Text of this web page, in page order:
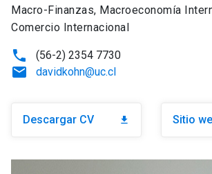
Macro-Finanzas, Macroeconomía
Comercio Internacional
phone (56-2) 2354 7730
email davidkohn@uc.cl
Descargar CV download Sitio